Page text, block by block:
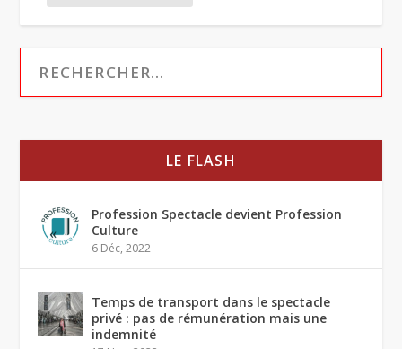
LE FLASH
Profession Spectacle devient Profession
Culture
6 Déc, 2022
Temps de transport dans le spectacle
privé : pas de rémunération mais une
indemnité